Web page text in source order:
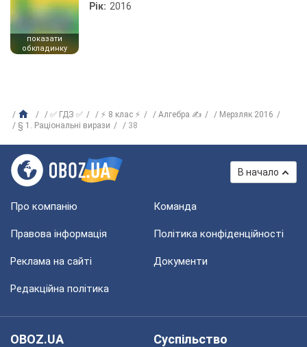
показати
обкладинку
Рік: 2016
✅ ГДЗ ✅ ⚡ 8 клас ⚡ Алгебра ✍
Мерзляк 2016
§ 1. Раціональні вирази
38
В начало
Про компанію Команда
Правова інформація Політика конфіденційності
Реклама на сайті Документи
Редакційна політика
OBOZ.UA
Суспільство